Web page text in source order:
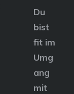
Du
bist
fit im
Umg
ang
mit